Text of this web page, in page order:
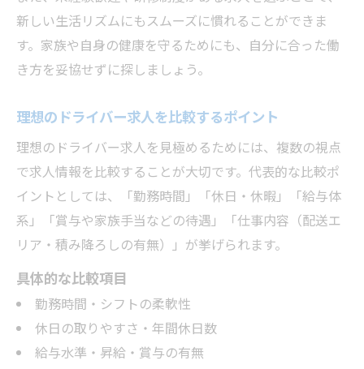
新しい生活リズムにもスムーズに慣れることができま
す。家族や自身の健康を守るためにも、自分に合った働
き方を妥協せずに探しましょう。
理想のドライバー求人を比較するポイント
理想のドライバー求人を見極めるためには、複数の視点
で求人情報を比較することが大切です。代表的な比較ポ
イントとしては、「勤務時間」「休日・休暇」「給与体
系」「賞与や家族手当などの待遇」「仕事内容（配送エ
リア・積み降ろしの有無）」が挙げられます。
具体的な比較項目
勤務時間・シフトの柔軟性
休日の取りやすさ・年間休日数
給与水準・昇給・賞与の有無